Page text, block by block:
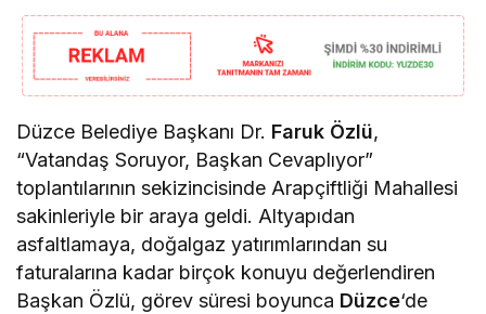
Düzce Belediye Başkanı Dr. Faruk Özlü,
“Vatandaş Soruyor, Başkan Cevaplıyor”
toplantılarının sekizincisinde Arapçiftliği Mahallesi
sakinleriyle bir araya geldi. Altyapıdan
asfaltlamaya, doğalgaz yatırımlarından su
faturalarına kadar birçok konuyu değerlendiren
Başkan Özlü, görev süresi boyunca Düzce‘de